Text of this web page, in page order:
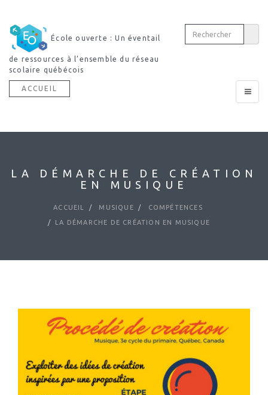
École ouverte : Un éventail
de ressources à l’ensemble du réseau
scolaire québécois
Toggle
ACCUEIL
LA DÉMARCHE DE CRÉATION
EN MUSIQUE
ACCUEIL MUSIQUE COMPÉTENCES
LA DÉMARCHE DE CRÉATION EN MUSIQUE